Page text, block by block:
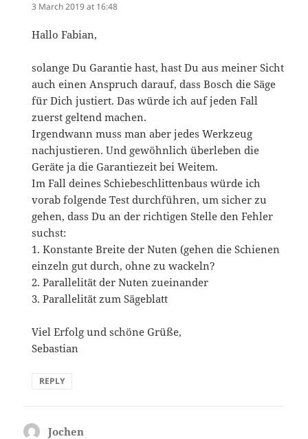
3 March 2019 at 16:48
Hallo Fabian,
solange Du Garantie hast, hast Du aus meiner Sicht
auch einen Anspruch darauf, dass Bosch die Säge
für Dich justiert. Das würde ich auf jeden Fall
zuerst geltend machen.
Irgendwann muss man aber jedes Werkzeug
nachjustieren. Und gewöhnlich überleben die
Geräte ja die Garantiezeit bei Weitem.
Im Fall deines Schiebeschlittenbaus würde ich
vorab folgende Test durchführen, um sicher zu
gehen, dass Du an der richtigen Stelle den Fehler
suchst:
1. Konstante Breite der Nuten (gehen die Schienen
einzeln gut durch, ohne zu wackeln?
2. Parallelität der Nuten zueinander
3. Parallelität zum Sägeblatt
Viel Erfolg und schöne Grüße,
Sebastian
REPLY
Jochen